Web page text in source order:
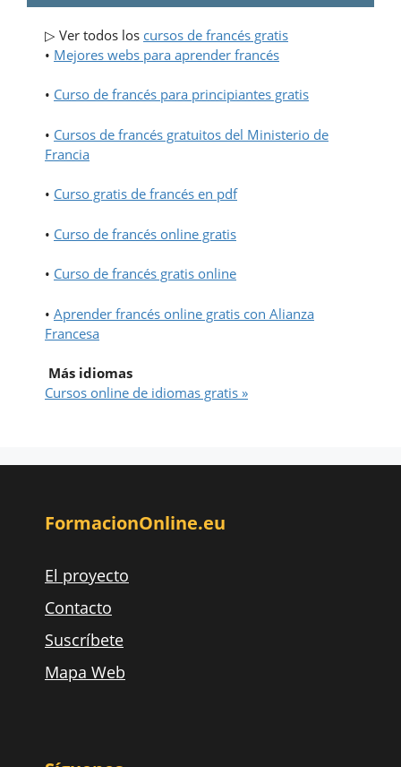
▷ Ver todos los cursos de francés gratis
• Mejores webs para aprender francés
• Curso de francés para principiantes gratis
• Cursos de francés gratuitos del Ministerio de
Francia
• Curso gratis de francés en pdf
• Curso de francés online gratis
• Curso de francés gratis online
• Aprender francés online gratis con Alianza
Francesa
Más idiomas
Cursos online de idiomas gratis »
FormacionOnline.eu
El proyecto
Contacto
Suscríbete
Mapa Web